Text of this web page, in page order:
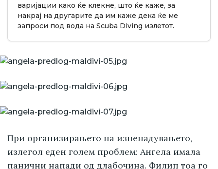
варијации како ќе клекне, што ќе каже, за
накрај на другарите да им каже дека ќе ме
запроси под вода на Scuba Diving излетот.
При организирањето на изненадувањето,
излегол еден голем проблем: Ангела имала
панични напади од длабочина. Филип тоа го